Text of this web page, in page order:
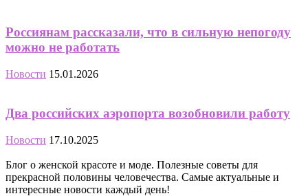
Россиянам рассказали, что в сильную непогоду
можно не работать
Новости 15.01.2026
Два российских аэропорта возобновили работу
Новости 17.10.2025
Блог о женской красоте и моде. Полезные советы для
прекрасной половины человечества. Самые актуальные и
интересные новости каждый день!